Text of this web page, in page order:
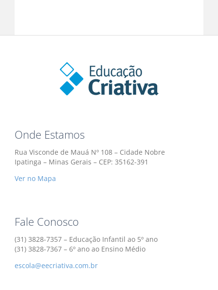
Onde Estamos
Rua Visconde de Mauá Nº 108 – Cidade Nobre
Ipatinga – Minas Gerais – CEP: 35162-391
Ver no Mapa
Fale Conosco
(31) 3828-7357 – Educação Infantil ao 5º ano
(31) 3828-7367 – 6º ano ao Ensino Médio
escola@eecriativa.com.br